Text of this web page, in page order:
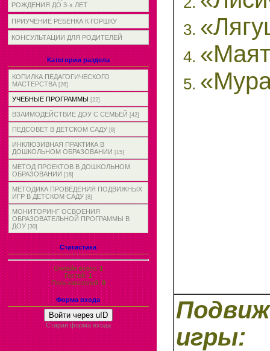
РОЖДЕНИЯ ДО 3-х ЛЕТ
ПРИУЧЕНИЕ РЕБЕНКА К ГОРШКУ
КОНСУЛЬТАЦИИ ДЛЯ РОДИТЕЛЕЙ
Категории раздела
КОПИЛКА ПЕДАГОГИЧЕСКОГО
МАСТЕРСТВА [26]
УЧЕБНЫЕ ПРОГРАММЫ [22]
ВЗАИМОДЕЙСТВИЕ ДОУ С СЕМЬЕЙ [42]
ПЕДСОВЕТ В ДЕТСКОМ САДУ [8]
ИНКЛЮЗИВНАЯ ПРАКТИКА В
ДОШКОЛЬНОМ ОБРАЗОВАНИИ [15]
МЕТОД ПРОЕКТОВ В ДОШКОЛЬНОМ
ОБРАЗОВАНИИ [18]
МЕТОДИКА ПРОВЕДЕНИЯ ПОДВИЖНЫХ
ИГР В ДЕТСКОМ САДУ [8]
МОНИТОРИНГ ОСВОЕНИЯ
ОБРАЗОВАТЕЛЬНОЙ ПРОГРАММЫ В
ДОУ [30]
Статистика
Онлайн всего:1
Гостей:1
Пользователей:0
Форма входа
Войти через uID
Старая форма входа
игры: